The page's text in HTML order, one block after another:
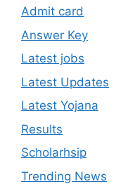
Admit card
Answer Key
Latest jobs
Latest Updates
Latest Yojana
Results
Scholarhsip
Trending News